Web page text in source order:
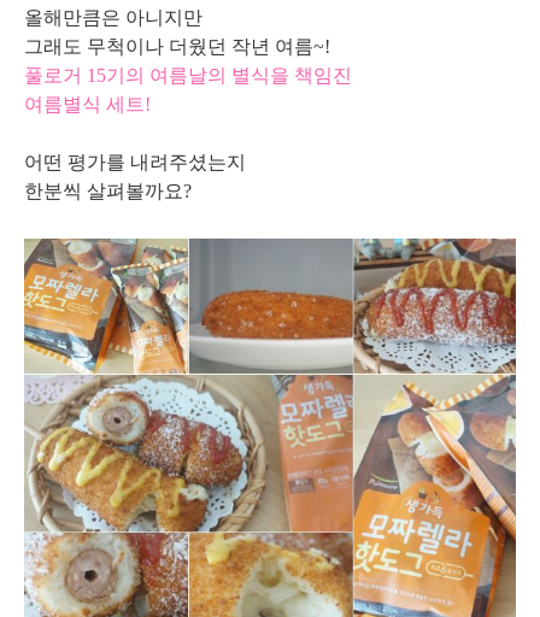
올해만큼은 아니지만
그래도 무척이나 더웠던 작년 여름~!
풀로거 15기의 여름날의 별식을 책임진
여름별식 세트!
어떤 평가를 내려주셨는지
한분씩 살펴볼까요?